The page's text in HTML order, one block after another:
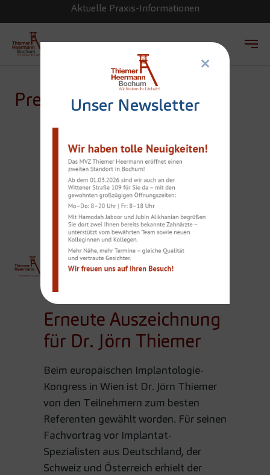
Zum Hauptinhalt springen
Aktuelle Praxis-Informationen
Unser Newsletter
×
Presse
ERNEUTE
AUSZEICHNUNG FÜR
DR. JÖRN THIEMER
THIEMER
Team
Erneute Auszeichnung
für Dr. Jörn Thiemer
Beim europäischen Implantologie-
Kongress in Wien ist Dr. Jörn Thiemer
von den Teilnehmern zum besten
Referenten gewählt worden. Für seinen
Fachvortrag vor Implantat-
Spezialisten aus Deutschland, der
Schweiz und Österreich erhielt der